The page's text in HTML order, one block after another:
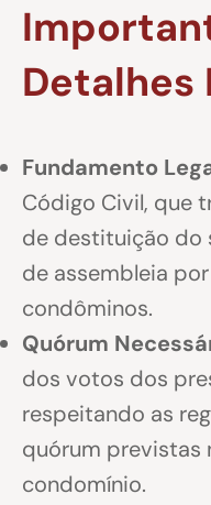
Detalhes
Fundamento
Código Civil, que
de destituição do
de assembleia
condôminos.
Quórum
dos votos dos
respeitando as
quórum previstas
condomínio.